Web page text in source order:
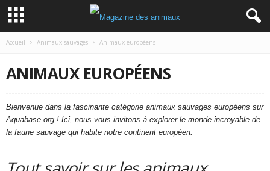
Accueil Animaux sauvages Animaux européens
ANIMAUX EUROPÉENS
Bienvenue dans la fascinante catégorie animaux sauvages européens sur
Aquabase.org ! Ici, nous vous invitons à explorer le monde incroyable de
la faune sauvage qui habite notre continent européen.